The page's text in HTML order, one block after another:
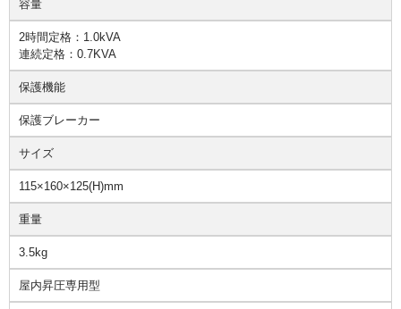
容量
2時間定格：1.0kVA
連続定格：0.7KVA
保護機能
保護ブレーカー
サイズ
115×160×125(H)mm
重量
3.5kg
屋内昇圧専用型